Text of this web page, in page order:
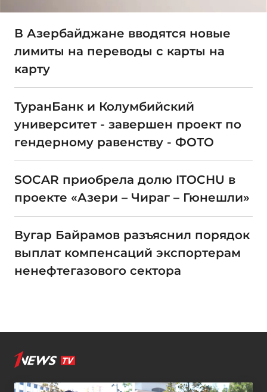
В Азербайджане вводятся новые
лимиты на переводы с карты на
карту
ТуранБанк и Колумбийский
университет - завершен проект по
гендерному равенству - ФОТО
SOCAR приобрела долю ITOCHU в
проекте «Азери – Чираг – Гюнешли»
Вугар Байрамов разъяснил порядок
выплат компенсаций экспортерам
ненефтегазового сектора